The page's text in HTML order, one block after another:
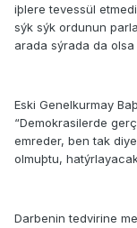
iþlere tevessül
sýk sýk ordunun
arada sýrada da
Eski Genelkurmay
“Demokrasilerde
emreder, ben tak
olmuþtu,
Darbenin tedvirine